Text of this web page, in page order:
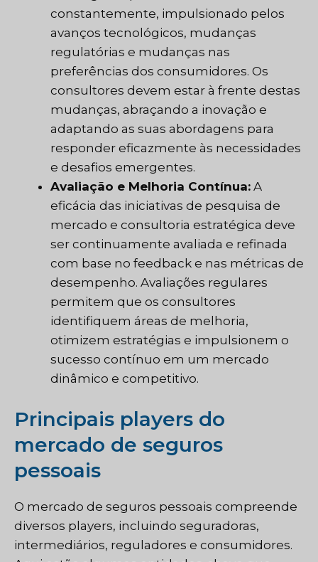
constantemente, impulsionado pelos
avanços tecnológicos, mudanças
regulatórias e mudanças nas
preferências dos consumidores. Os
consultores devem estar à frente destas
mudanças, abraçando a inovação e
adaptando as suas abordagens para
responder eficazmente às necessidades
e desafios emergentes.
Avaliação e Melhoria Contínua: A
eficácia das iniciativas de pesquisa de
mercado e consultoria estratégica deve
ser continuamente avaliada e refinada
com base no feedback e nas métricas de
desempenho. Avaliações regulares
permitem que os consultores
identifiquem áreas de melhoria,
otimizem estratégias e impulsionem o
sucesso contínuo em um mercado
dinâmico e competitivo.
Principais players do
mercado de seguros
pessoais
O mercado de seguros pessoais compreende
diversos players, incluindo seguradoras,
intermediários, reguladores e consumidores.